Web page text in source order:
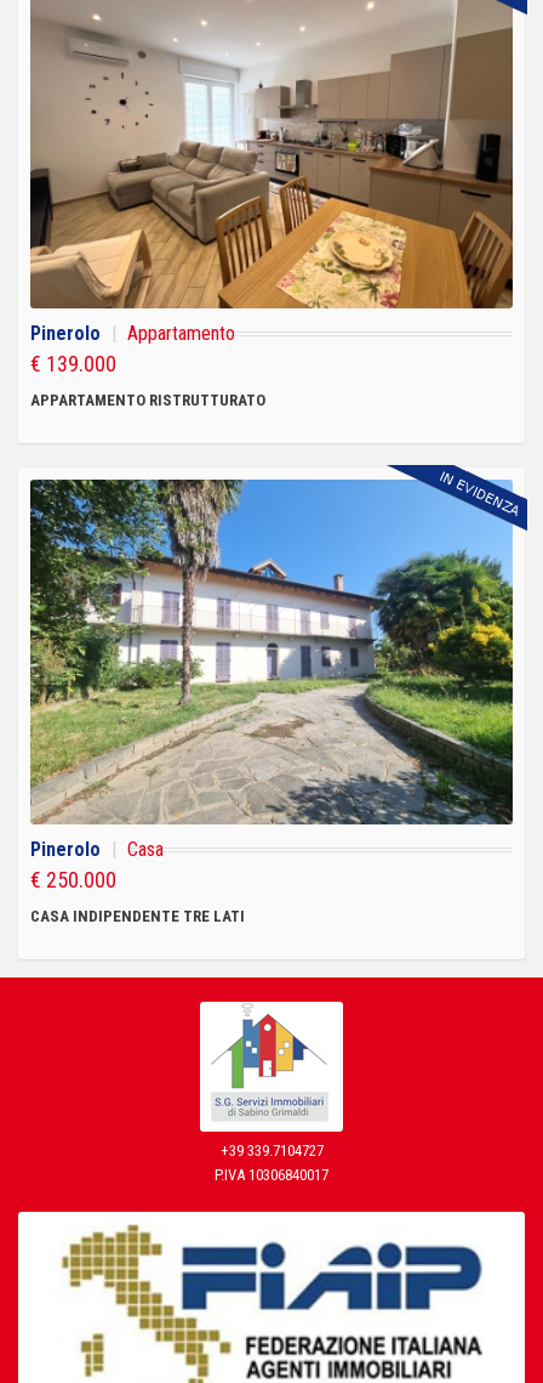
Pinerolo Appartamento
€ 139.000
APPARTAMENTO RISTRUTTURATO
Pinerolo Casa
€ 250.000
CASA INDIPENDENTE TRE LATI
+39 339.7104727
P.IVA 10306840017